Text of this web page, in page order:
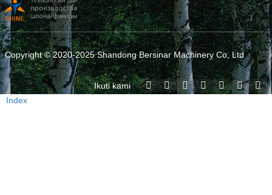
Copyright © 2020-2025 Shandong Bersinar Machinery Co, Ltd
Ikuti kami
Index